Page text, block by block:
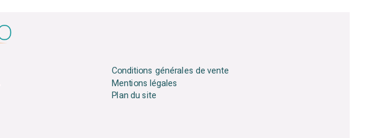
Conditions générales de vente
Mentions légales
Plan du site